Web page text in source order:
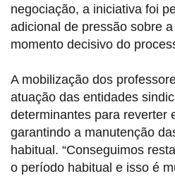
negociação, a iniciativa foi
adicional de pressão sobre
momento decisivo do
A mobilização dos
atuação das entidades
determinantes para reverter
garantindo a manutenção
habitual. “Conseguimos
o período habitual e isso é